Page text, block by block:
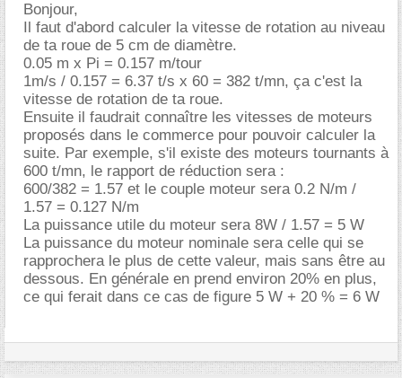
Bonjour,
Il faut d'abord calculer la vitesse de rotation au niveau
de ta roue de 5 cm de diamètre.
0.05 m x Pi = 0.157 m/tour
1m/s / 0.157 = 6.37 t/s x 60 = 382 t/mn, ça c'est la
vitesse de rotation de ta roue.
Ensuite il faudrait connaître les vitesses de moteurs
proposés dans le commerce pour pouvoir calculer la
suite. Par exemple, s'il existe des moteurs tournants à
600 t/mn, le rapport de réduction sera :
600/382 = 1.57 et le couple moteur sera 0.2 N/m /
1.57 = 0.127 N/m
La puissance utile du moteur sera 8W / 1.57 = 5 W
La puissance du moteur nominale sera celle qui se
rapprochera le plus de cette valeur, mais sans être au
dessous. En générale en prend environ 20% en plus,
ce qui ferait dans ce cas de figure 5 W + 20 % = 6 W